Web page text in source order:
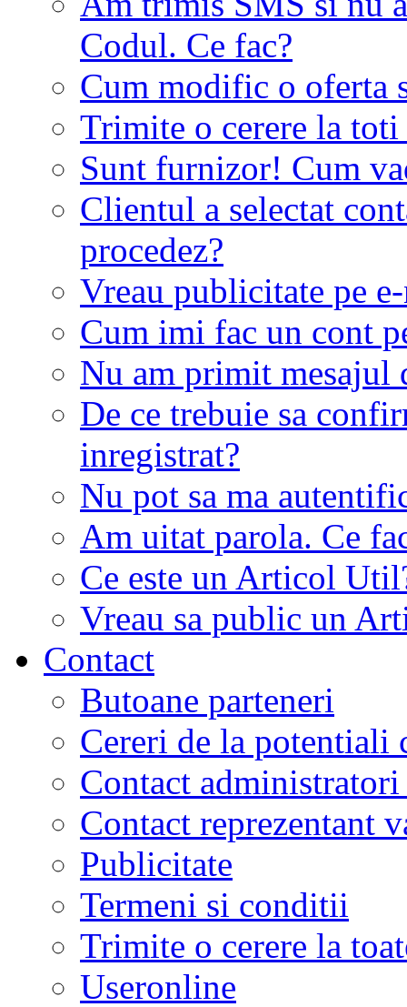
Codul. Ce fac?
Cum modific o oferta
Trimite o cerere la
Sunt furnizor! Cum
Clientul a selectat
procedez?
Vreau publicitate pe
Cum imi fac un cont
Nu am primit mesajul
De ce trebuie sa
inregistrat?
Nu pot sa ma
Am uitat parola. Ce
Ce este un Articol
Vreau sa public un
Contact
Butoane parteneri
Cereri de la potentiali
Contact
Contact reprezentant
Publicitate
Termeni si conditii
Trimite o cerere la
Useronline